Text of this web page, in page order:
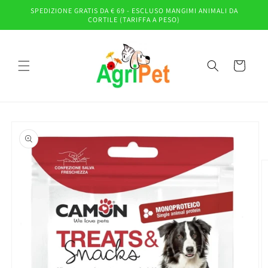
direttamente
SPEDIZIONE GRATIS DA € 69 - ESCLUSO MANGIMI ANIMALI DA
CORTILE (TARIFFA A PESO)
Carrello
informazioni
sul prodotto